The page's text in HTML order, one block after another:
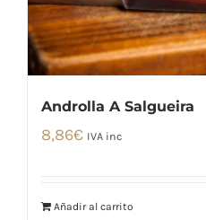
Androlla A Salgueira
8,86€ IVA inc
Añadir al carrito